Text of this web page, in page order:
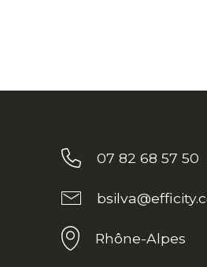
07 82 68 57 50
Rhône-Alpes